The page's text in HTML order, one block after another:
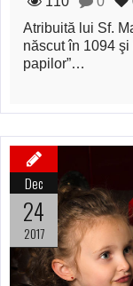
Atribuită lui Sf.
născut în 1094 şi
papilor”…
Dec
24
2017